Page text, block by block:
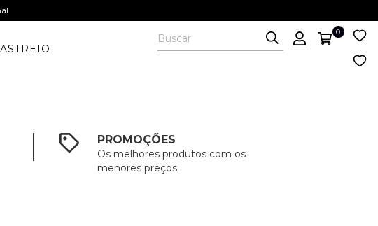
0
PROMOÇÕES
Os melhores produtos com os
menores preços